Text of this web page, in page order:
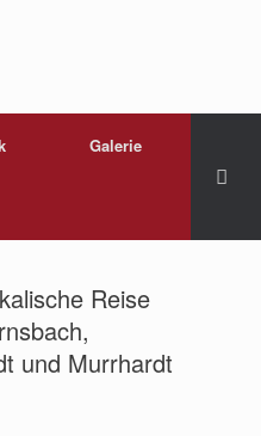
Galerie
Reise
und Murrhardt